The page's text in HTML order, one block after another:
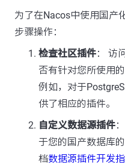
为了在Nacos中使用国产
步骤操作：
检查社区插件： 访
否有针对您所使用
例如，对于
供了相应的插件。
自定义数据源插件
于您的国产数据库
档数据源插件开发